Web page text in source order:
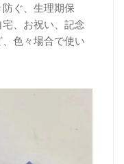
ぐ、生理期保
、お祝い、記念
色々場合で使い